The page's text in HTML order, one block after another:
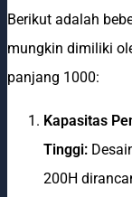
Berikut adalah
mungkin dimiliki
panjang 1000:
Kapasitas
Tinggi:
200H